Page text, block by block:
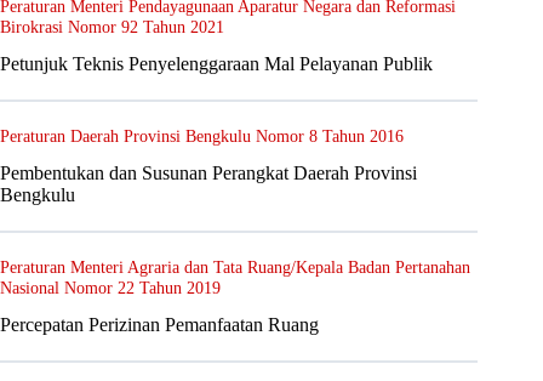
Peraturan Menteri Pendayagunaan Aparatur Negara dan Reformasi
Birokrasi Nomor 92 Tahun 2021
Petunjuk Teknis Penyelenggaraan Mal Pelayanan Publik
Peraturan Daerah Provinsi Bengkulu Nomor 8 Tahun 2016
Pembentukan dan Susunan Perangkat Daerah Provinsi
Bengkulu
Peraturan Menteri Agraria dan Tata Ruang/Kepala Badan Pertanahan
Nasional Nomor 22 Tahun 2019
Percepatan Perizinan Pemanfaatan Ruang